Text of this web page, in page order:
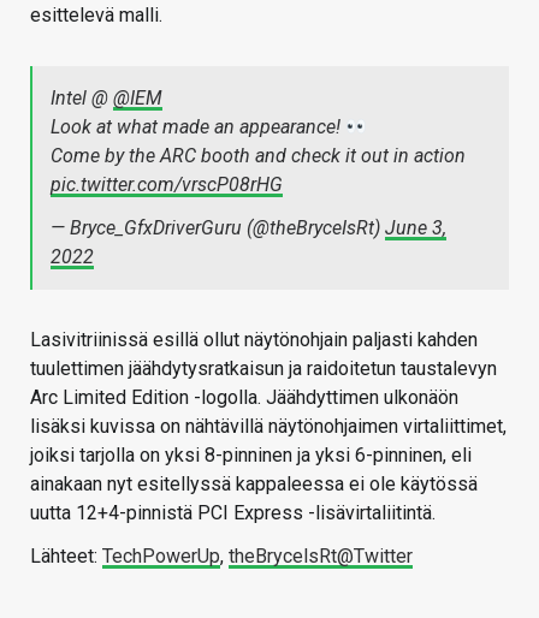
esittelevä malli.
Intel @ @IEM
Look at what made an appearance!
Come by the ARC booth and check it out in action
pic.twitter.com/vrscP08rHG
— Bryce_GfxDriverGuru (@theBryceIsRt) June 3,
2022
Lasivitriinissä esillä ollut näytönohjain paljasti kahden
tuulettimen jäähdytysratkaisun ja raidoitetun taustalevyn
Arc Limited Edition -logolla. Jäähdyttimen ulkonäön
lisäksi kuvissa on nähtävillä näytönohjaimen virtaliittimet,
joiksi tarjolla on yksi 8-pinninen ja yksi 6-pinninen, eli
ainakaan nyt esitellyssä kappaleessa ei ole käytössä
uutta 12+4-pinnistä PCI Express -lisävirtaliitintä.
Lähteet: TechPowerUp, theBrycelsRt@Twitter